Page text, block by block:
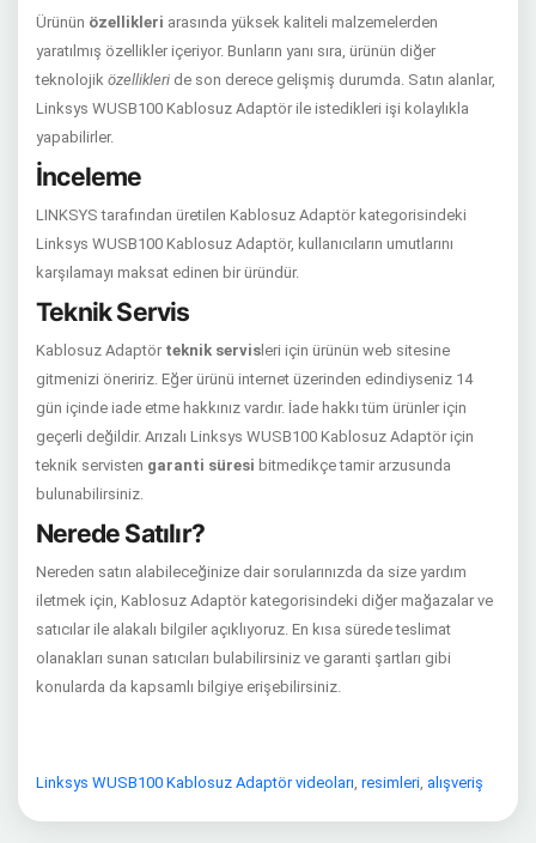
Ürünün özellikleri arasında yüksek kaliteli malzemelerden
yaratılmış özellikler içeriyor. Bunların yanı sıra, ürünün diğer
teknolojik özellikleri de son derece gelişmiş durumda. Satın alanlar,
Linksys WUSB100 Kablosuz Adaptör ile istedikleri işi kolaylıkla
yapabilirler.
İnceleme
LINKSYS tarafından üretilen Kablosuz Adaptör kategorisindeki
Linksys WUSB100 Kablosuz Adaptör, kullanıcıların umutlarını
karşılamayı maksat edinen bir üründür.
Teknik Servis
Kablosuz Adaptör teknik servis leri için ürünün web sitesine
gitmenizi öneririz. Eğer ürünü internet üzerinden edindiyseniz 14
gün içinde iade etme hakkınız vardır. İade hakkı tüm ürünler için
geçerli değildir. Arızalı Linksys WUSB100 Kablosuz Adaptör için
teknik servisten garanti süresi bitmedikçe tamir arzusunda
bulunabilirsiniz.
Nerede Satılır?
Nereden satın alabileceğinize dair sorularınızda da size yardım
iletmek için, Kablosuz Adaptör kategorisindeki diğer mağazalar ve
satıcılar ile alakalı bilgiler açıklıyoruz. En kısa sürede teslimat
olanakları sunan satıcıları bulabilirsiniz ve garanti şartları gibi
konularda da kapsamlı bilgiye erişebilirsiniz.
Linksys WUSB100 Kablosuz Adaptör videoları, resimleri, alışveriş